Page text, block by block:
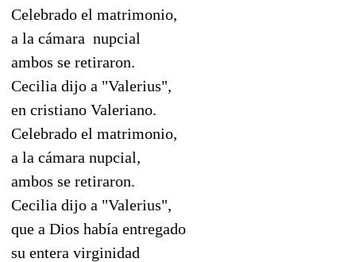
Celebrado el matrimonio,
a la cámara nupcial
ambos se retiraron.
Cecilia dijo a "Valerius",
en cristiano Valeriano.
Celebrado el matrimonio,
a la cámara nupcial,
ambos se retiraron.
Cecilia dijo a "Valerius",
que a Dios había entregado
su entera virginidad